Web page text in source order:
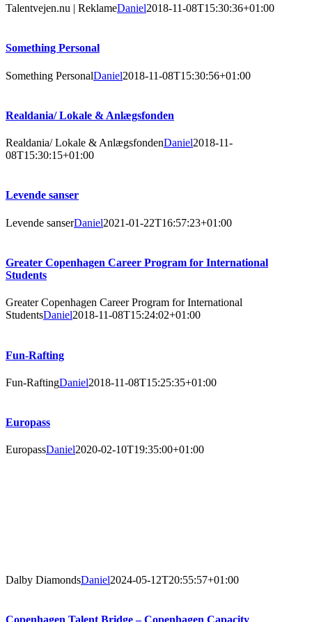
Talentvejen.nu | ReklameDaniel2018-11-08T15:30:36+01:00
Something Personal
Something PersonalDaniel2018-11-08T15:30:56+01:00
Realdania/ Lokale & Anlægsfonden
Realdania/ Lokale & AnlægsfondenDaniel2018-11-
08T15:30:15+01:00
Levende sanser
Levende sanserDaniel2021-01-22T16:57:23+01:00
Greater Copenhagen Career Program for International
Students
Greater Copenhagen Career Program for International
StudentsDaniel2018-11-08T15:24:02+01:00
Fun-Rafting
Fun-RaftingDaniel2018-11-08T15:25:35+01:00
Europass
EuropassDaniel2020-02-10T19:35:00+01:00
Dalby DiamondsDaniel2024-05-12T20:55:57+01:00